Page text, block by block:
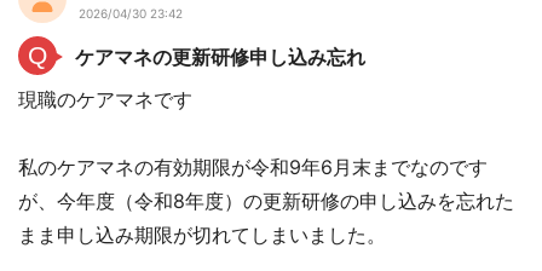
2026/04/30 23:42
Q
ケアマネの更新研修申し込み忘れ
現職のケアマネです
私のケアマネの有効期限が令和9年6月末までなのです
が、今年度（令和8年度）の更新研修の申し込みを忘れた
まま申し込み期限が切れてしまいました。